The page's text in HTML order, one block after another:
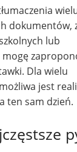
dokumentów,
lub
Dla wielu
jest
ten sam dzień.